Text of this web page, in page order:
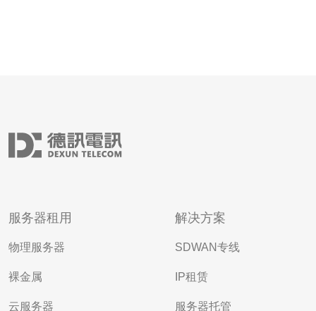
服务器租用
物理服务器
裸金属
云服务器
解决方案
SDWAN专线
IP租赁
服务器托管